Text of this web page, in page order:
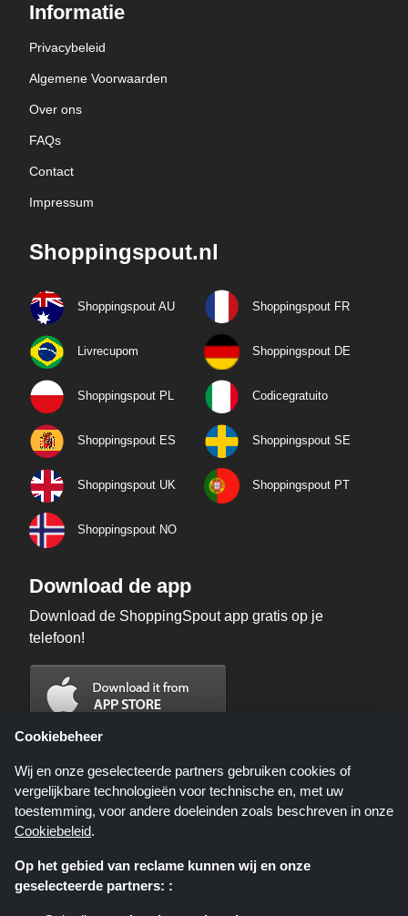
Informatie
Privacybeleid
Algemene Voorwaarden
Over ons
FAQs
Contact
Impressum
Shoppingspout.nl
Shoppingspout AU Shoppingspout FR
Livrecupom Shoppingspout DE
Shoppingspout PL Codicegratuito
Shoppingspout ES Shoppingspout SE
Shoppingspout UK Shoppingspout PT
Shoppingspout NO
Download de app
Download de ShoppingSpout app gratis op je
telefoon!
Shoppingspout.nl is een website die u deals, kortingen en kortingscodes
Cookiebeheer
Wij en onze geselecteerde partners gebruiken cookies of
vergelijkbare technologieën voor technische en, met uw
toestemming, voor andere doeleinden zoals beschreven in onze
Cookiebeleid.
Op het gebied van reclame kunnen wij en onze
geselecteerde partners: :